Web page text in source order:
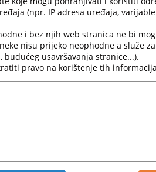
o tome u kojem se stadiju
izjave o pravilnosti
o stanju predmeta samo po
je odobrenje sudije. Za
se u sudskoj pisarnici na
predmetima.
(npr. IP adresa uređaja,
i bez njih web stranica ne bi
nisu prijeko neophodne a služe
usavršavanja stranice...).
pravo na korištenje tih